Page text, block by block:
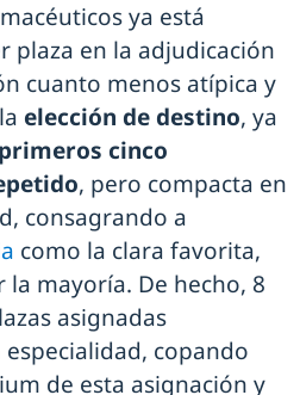
ya está
plaza en la adjudicación
cuanto menos atípica y
elección de destino, ya
cinco
, pero compacta en
consagrando a
como la clara favorita,
mayoría. De hecho, 8
asignadas
copando
de esta asignación y